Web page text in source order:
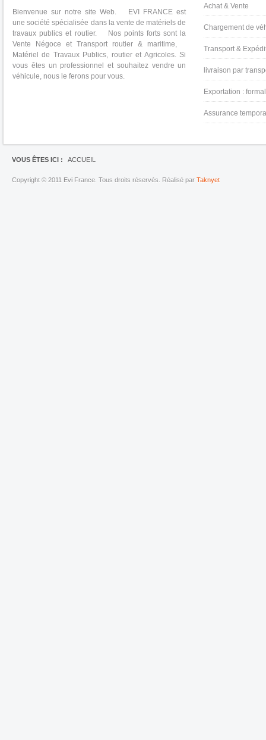
Bienvenue sur notre site Web. EVI FRANCE est
une société spécialisée dans la vente de matériels de
travaux publics et routier. Nos points forts sont la
Vente Négoce et Transport routier & maritime,
Matériel de Travaux Publics, routier et Agricoles. Si
vous êtes un professionnel et souhaitez vendre un
véhicule, nous le ferons pour vous.
Achat & Vente
Chargement de
Transport &
livraison par
Exportation :
Assurance
VOUS ÊTES ICI : ACCUEIL
Copyright © 2011 Evi France. Tous droits réservés. Réalisé par Taknyet